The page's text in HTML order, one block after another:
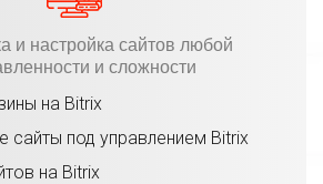
и настройка сайтов любой
и сложности
на Bitrix
сайты под управлением Bitrix
на Bitrix